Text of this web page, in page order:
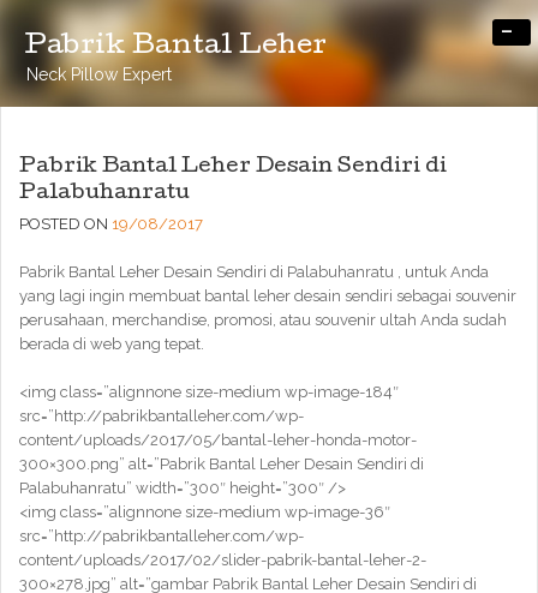
Pabrik Bantal Leher
Neck Pillow Expert
-
Pabrik Bantal Leher Desain Sendiri di
Palabuhanratu
POSTED ON 19/08/2017
Pabrik Bantal Leher Desain Sendiri di Palabuhanratu , untuk Anda
yang lagi ingin membuat bantal leher desain sendiri sebagai souvenir
perusahaan, merchandise, promosi, atau souvenir ultah Anda sudah
berada di web yang tepat.
<img class=”alignnone size-medium wp-image-184″
src=”http://pabrikbantalleher.com/wp-
content/uploads/2017/05/bantal-leher-honda-motor-
300×300.png” alt=”Pabrik Bantal Leher Desain Sendiri di
Palabuhanratu” width=”300″ height=”300″ />
<img class=”alignnone size-medium wp-image-36″
src=”http://pabrikbantalleher.com/wp-
content/uploads/2017/02/slider-pabrik-bantal-leher-2-
300×278.jpg” alt=”gambar Pabrik Bantal Leher Desain Sendiri di